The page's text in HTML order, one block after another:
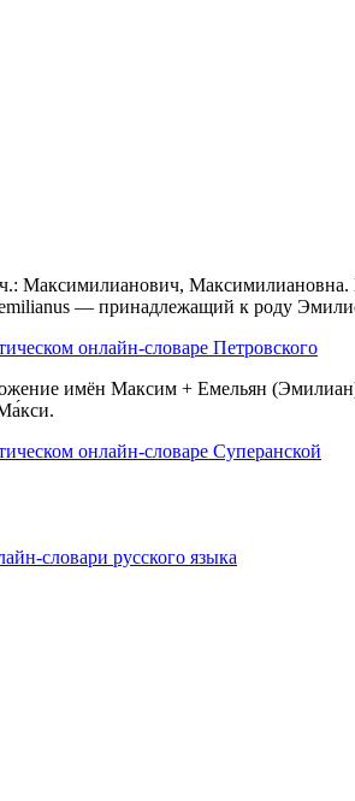
Максимилианович,
— принадлежащий к роду
онлайн-словаре Петровского
имён Максим + Емельян
онлайн-словаре Суперанской
словари русского языка